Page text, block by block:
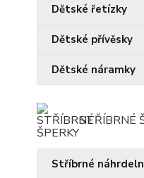
Dětské řetízky
Dětské přívěsky
Dětské náramky
STŘÍBRNÉ
Stříbrné